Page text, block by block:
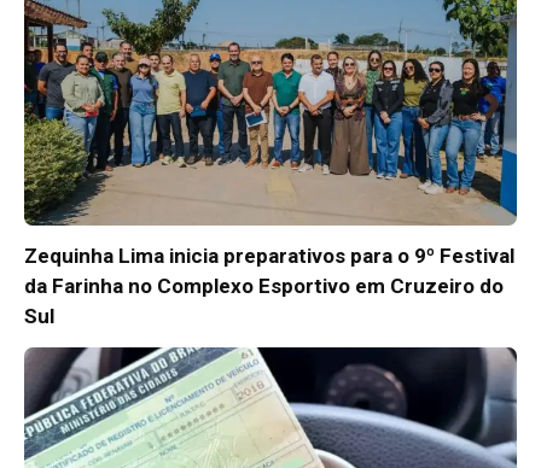
Zequinha Lima inicia preparativos para o 9º Festival
da Farinha no Complexo Esportivo em Cruzeiro do
Sul